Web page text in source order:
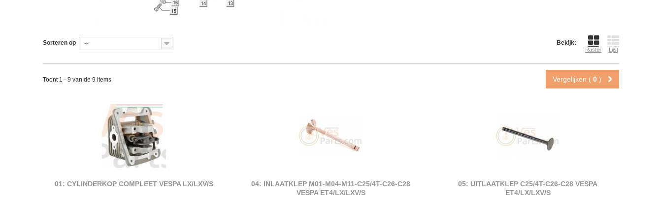
Bekijk:
Raster Lijst
Sorteren op --
Vergelijken ( 0 )
Toont 1 - 9 van de 9 items
01: CYLINDERKOP COMPLEET VESPA LX/LXV/S
04: INLAATKLEP M01-M04-M11-C25/4T-C26-C28
VESPA ET4/LX/LXV/S
05: UITLAATKLEP C25/4T-C26-C28 VESPA
ET4/LX/LXV/S